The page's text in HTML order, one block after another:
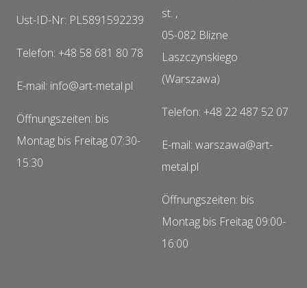
Ust-ID-Nr: PL5891592239
Telefon: +48 58 681 80 78
E-mail: info@art-metal.pl
Öffnungszeiten: bis
Montag bis Freitag 07:30-
15:30
st. ,
05-082 Blizne
Laszczynskiego
(Warszawa)
Telefon: +48 22 487 52 07
E-mail: warszawa@art-
metal.pl
Öffnungszeiten: bis
Montag bis Freitag 09:00-
16:00